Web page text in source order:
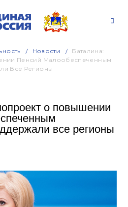
Новости
Баталина:
Пенсий Малообеспеченным
Все Регионы
о повышении
все регионы